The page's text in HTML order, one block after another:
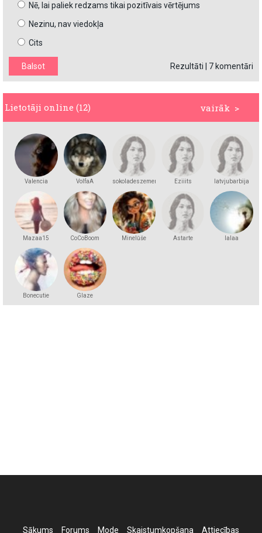
Nē, lai paliek redzams tikai pozitīvais vērtējums
Nezinu, nav viedokļa
Cits
Rezultāti 7 komentāri
vairāk >
Lietotāji online (12)
Valencia VolfaA sokoladeszemene Eziiits latvjubarbija
Mazaa15 CoCoBoom Minelūše Astarte lalaa
Bonecutie Glaze
Sākums Forums Mode Skaistumkopšana Attiecības